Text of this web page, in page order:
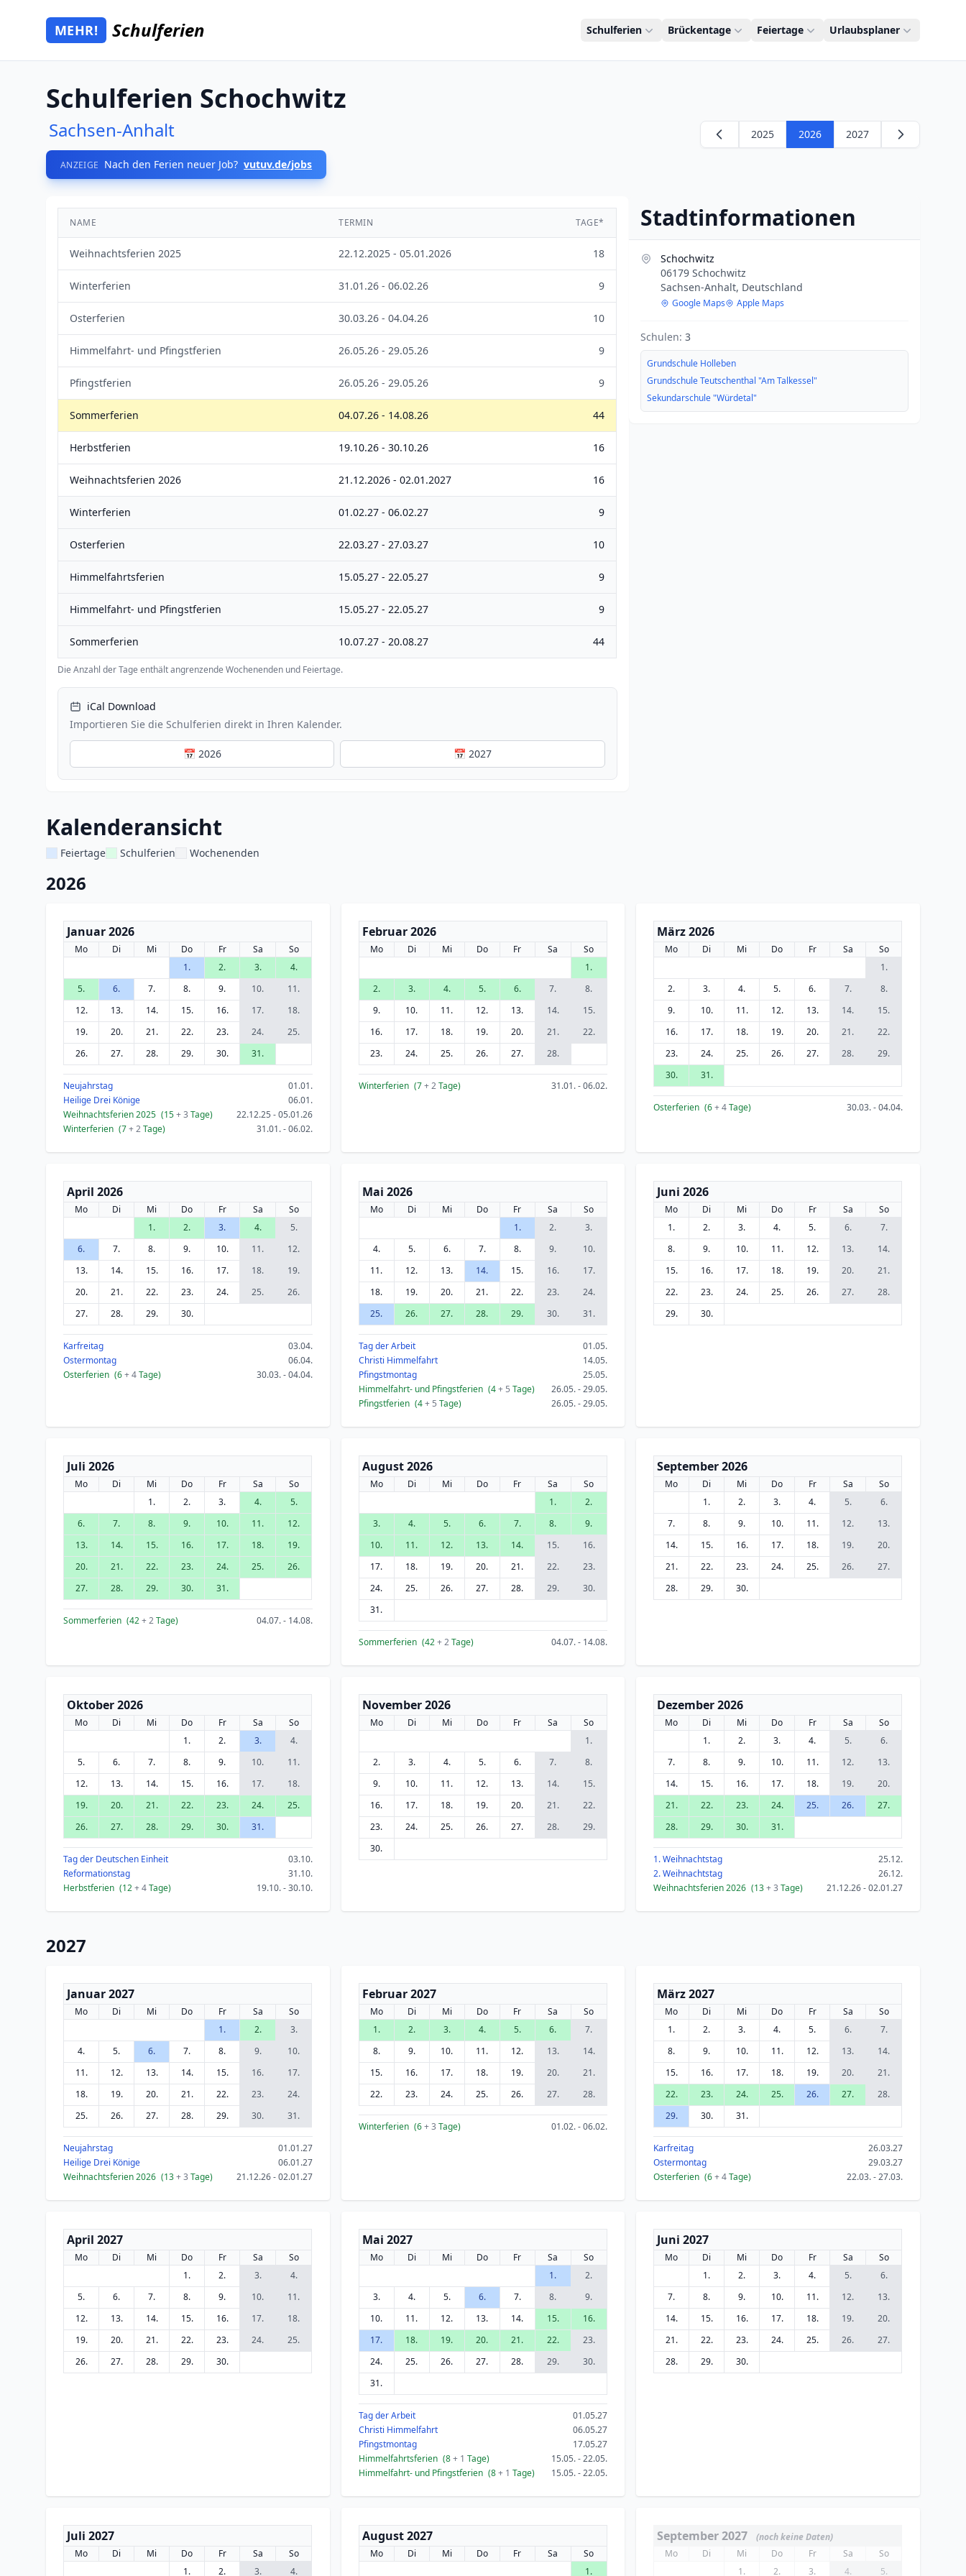
Zum Hauptinhalt springen
Mehr Schulferien
MEHR! Schulferien Schulferien Brückentage Feiertage Urlaubsplaner
Schulferien Schochwitz
Sachsen-Anhalt
ANZEIGE Nach den Ferien neuer Job? vutuv.de/jobs
2025 2026 2027
NAME TERMIN TAGE*
Weihnachtsferien 2025 22.12.2025 - 05.01.2026 18
Winterferien 31.01.26 - 06.02.26 9
Osterferien 30.03.26 - 04.04.26 10
Himmelfahrt- und Pfingstferien 26.05.26 - 29.05.26 9
Pfingstferien 26.05.26 - 29.05.26 9
Sommerferien 04.07.26 - 14.08.26 44
Herbstferien 19.10.26 - 30.10.26 16
Weihnachtsferien 2026 21.12.2026 - 02.01.2027 16
Winterferien 01.02.27 - 06.02.27 9
Osterferien 22.03.27 - 27.03.27 10
Himmelfahrtsferien 15.05.27 - 22.05.27 9
Himmelfahrt- und Pfingstferien 15.05.27 - 22.05.27 9
Sommerferien 10.07.27 - 20.08.27 44
Die Anzahl der Tage enthält angrenzende Wochenenden und Feiertage.
iCal Download
Importieren Sie die Schulferien direkt in Ihren Kalender.
📅 2026 📅 2027
Stadtinformationen
Schochwitz
06179 Schochwitz
Sachsen-Anhalt, Deutschland
Google Maps Apple Maps
Schulen: 3
Grundschule Holleben
Grundschule Teutschenthal "Am Talkessel"
Sekundarschule "Würdetal"
Kalenderansicht
Feiertage Schulferien Wochenenden
2026
Januar 2026
Mo Di Mi Do Fr Sa
So
1.
2. 3.
4.
5.
6. 7. 8. 9. 10.
11.
12.
13. 14. 15. 16. 17.
18.
19.
20. 21. 22. 23. 24.
25.
26.
27. 28. 29. 30. 31.
Neujahrstag
01.01.
Heilige Drei Könige
06.01.
Weihnachtsferien 2025 (15+ 3 Tage)
22.12.25 - 05.01.26
Winterferien (7+ 2Tage) 31.01. - 06.02.
Februar 2026
Mo Di Mi Do Fr Sa
So
1.
2.
3. 4. 5. 6. 7.
8.
9.
10. 11. 12. 13. 14.
15.
16.
17. 18. 19. 20. 21.
22.
23.
24. 25. 26. 27. 28.
Winterferien (7+ 2Tage) 31.01. - 06.02.
März 2026
Mo Di Mi Do Fr Sa
So
1.
2.
3. 4. 5. 6. 7.
8.
9.
10. 11. 12. 13. 14.
15.
16.
17. 18. 19. 20. 21.
22.
23.
24. 25. 26. 27. 28.
29.
30.
31.
Osterferien (6+ 4Tage) 30.03. - 04.04.
April 2026
Mo Di Mi Do Fr Sa
So
1.
2. 3. 4.
5.
6.
7. 8. 9. 10. 11.
12.
13.
14. 15. 16. 17. 18.
19.
20.
21. 22. 23. 24. 25.
26.
27.
28. 29. 30.
Karfreitag
03.04.
Ostermontag
06.04.
Osterferien (6+ 4Tage) 30.03. - 04.04.
Mai 2026
Mo Di Mi Do Fr Sa
So
1.
2.
3.
4.
5. 6. 7. 8. 9.
10.
11.
12. 13. 14. 15. 16.
17.
18.
19. 20. 21. 22. 23.
24.
25.
26. 27. 28. 29. 30. 31.
Tag der Arbeit
01.05.
Christi Himmelfahrt
14.05.
Pfingstmontag
25.05.
Himmelfahrt- und Pfingstferien (4+ 5 Tage)
26.05. - 29.05.
Pfingstferien (4+ 5 Tage) 26.05. - 29.05.
Juni 2026
Mo Di Mi Do Fr Sa
So
1.
2. 3. 4. 5. 6.
7.
8.
9. 10. 11. 12. 13.
14.
15.
16. 17. 18. 19. 20.
21.
22.
23. 24. 25. 26. 27.
28.
29.
30.
Juli 2026
Mo Di Mi Do Fr Sa
So
1.
2. 3. 4.
5.
6.
7. 8. 9. 10. 11.
12.
13.
14. 15. 16. 17. 18.
19.
20.
21. 22. 23. 24. 25.
26.
27.
28. 29. 30. 31.
Sommerferien (42+ 2Tage) 04.07. - 14.08.
August 2026
Mo Di Mi Do Fr Sa
So
1.
2.
3.
4. 5. 6. 7. 8.
9.
10.
11. 12. 13. 14. 15.
16.
17.
18. 19. 20. 21. 22.
23.
24.
25. 26. 27. 28. 29.
30.
31.
Sommerferien (42+ 2Tage) 04.07. - 14.08.
September 2026
Mo Di Mi Do Fr Sa
So
1.
2. 3. 4. 5.
6.
7.
8. 9. 10. 11. 12.
13.
14.
15. 16. 17. 18. 19.
20.
21.
22. 23. 24. 25. 26.
27.
28.
29. 30.
Oktober 2026
Mo Di Mi Do Fr Sa
So
1.
2. 3.
4.
5.
6. 7. 8. 9. 10.
11.
12.
13. 14. 15. 16. 17.
18.
19.
20. 21. 22. 23. 24.
25.
26.
27. 28. 29. 30. 31.
Tag der Deutschen Einheit
03.10.
Reformationstag
31.10.
Herbstferien (12+ 4Tage) 19.10. - 30.10.
November 2026
Mo Di Mi Do Fr Sa
So
1.
2.
3. 4. 5. 6. 7.
8.
9.
10. 11. 12. 13. 14.
15.
16.
17. 18. 19. 20. 21.
22.
23.
24. 25. 26. 27. 28.
29.
30.
Dezember 2026
Mo Di Mi Do Fr Sa
So
1.
2. 3. 4. 5.
6.
7.
8. 9. 10. 11. 12.
13.
14.
15. 16. 17. 18. 19.
20.
21.
22. 23. 24. 25. 26.
27.
28.
29. 30. 31.
1. Weihnachtstag
25.12.
2. Weihnachtstag
26.12.
Weihnachtsferien 2026 (13+ 3 Tage) 21.12.26 - 02.01.27
2027
Januar 2027
Mo Di Mi Do Fr Sa
So
1.
2.
3.
4.
5. 6. 7. 8. 9.
10.
11.
12. 13. 14. 15. 16.
17.
18.
19. 20. 21. 22. 23.
24.
25.
26. 27. 28. 29. 30. 31.
Neujahrstag
01.01.27
Heilige Drei Könige
06.01.27
Weihnachtsferien 2026 (13+ 3 Tage) 21.12.26 - 02.01.27
Februar 2027
Mo Di Mi Do Fr Sa
So
1.
2. 3. 4. 5. 6.
7.
8.
9. 10. 11. 12. 13.
14.
15.
16. 17. 18. 19. 20.
21.
22.
23. 24. 25. 26. 27. 28.
Winterferien (6+ 3 Tage) 01.02. - 06.02.
März 2027
Mo Di Mi Do Fr Sa
So
1.
2. 3. 4. 5. 6.
7.
8.
9. 10. 11. 12. 13.
14.
15.
16. 17. 18. 19. 20.
21.
22.
23. 24. 25. 26. 27.
28.
29.
30. 31.
Karfreitag
26.03.27
Ostermontag
29.03.27
Osterferien (6+ 4Tage) 22.03. - 27.03.
April 2027
Mo Di Mi Do Fr Sa
So
1.
2. 3.
4.
5.
6. 7. 8. 9. 10.
11.
12.
13. 14. 15. 16. 17.
18.
19.
20. 21. 22. 23. 24.
25.
26.
27. 28. 29. 30.
Mai 2027
Mo Di Mi Do Fr Sa
So
1.
2.
3.
4. 5. 6. 7. 8.
9.
10.
11. 12. 13. 14. 15.
16.
17.
18. 19. 20. 21. 22.
23.
24.
25. 26. 27. 28. 29.
30.
31.
Tag der Arbeit
01.05.27
Christi Himmelfahrt
06.05.27
Pfingstmontag
17.05.27
Himmelfahrtsferien (8+ 1 Tage)
15.05. - 22.05.
Himmelfahrt- und Pfingstferien (8+ 1 Tage) 15.05. - 22.05.
Juni 2027
Mo Di Mi Do Fr Sa
So
1.
2. 3. 4. 5.
6.
7.
8. 9. 10. 11. 12.
13.
14.
15. 16. 17. 18. 19.
20.
21.
22. 23. 24. 25. 26.
27.
28.
29. 30.
Juli 2027
Mo Di Mi Do Fr Sa
So
1.
2. 3. 4.
August 2027
Mo Di Mi Do Fr Sa
So
1.
September 2027
(noch keine Daten)
Mo
Di Mi Do Fr Sa
So
1.
2. 3. 4. 5.